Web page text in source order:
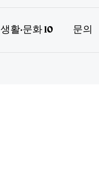
생활·문화 10 문의